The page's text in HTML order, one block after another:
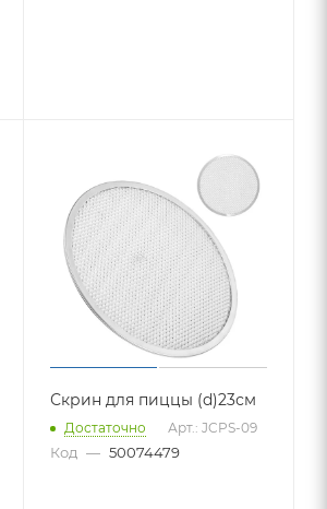
Скрин для пиццы (d)23см
Достаточно Арт.: JCPS-09
Код — 50074479